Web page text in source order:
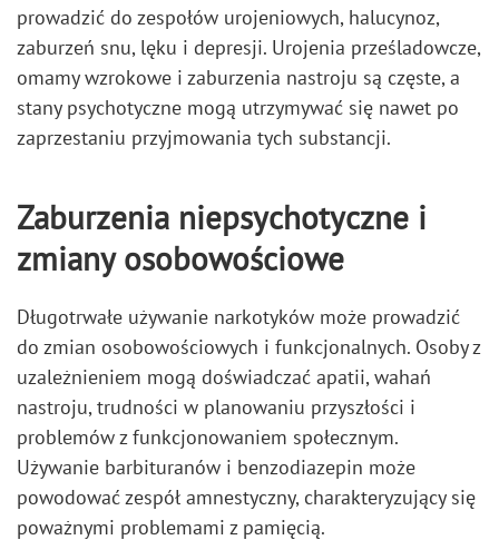
prowadzić do zespołów urojeniowych, halucynoz,
zaburzeń snu, lęku i depresji. Urojenia prześladowcze,
omamy wzrokowe i zaburzenia nastroju są częste, a
stany psychotyczne mogą utrzymywać się nawet po
zaprzestaniu przyjmowania tych substancji.
Zaburzenia niepsychotyczne i
zmiany osobowościowe
Długotrwałe używanie narkotyków może prowadzić
do zmian osobowościowych i funkcjonalnych. Osoby z
uzależnieniem mogą doświadczać apatii, wahań
nastroju, trudności w planowaniu przyszłości i
problemów z funkcjonowaniem społecznym.
Używanie barbituranów i benzodiazepin może
powodować zespół amnestyczny, charakteryzujący się
poważnymi problemami z pamięcią.